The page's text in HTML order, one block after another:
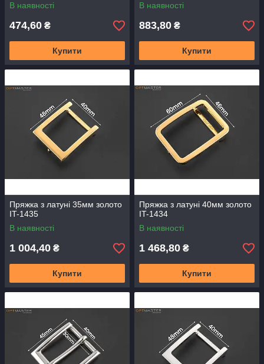
В наявності
474,60 ₴
Купити
В наявності
883,80 ₴
Купити
Пряжка з латуні 35мм золото
IT-1435
В наявності
1 004,40 ₴
Купити
Пряжка з латуні 40мм золото
IT-1434
В наявності
1 468,80 ₴
Купити